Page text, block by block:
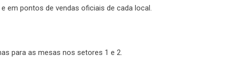
em pontos de vendas oficiais de cada local.
para as mesas nos setores 1 e 2.